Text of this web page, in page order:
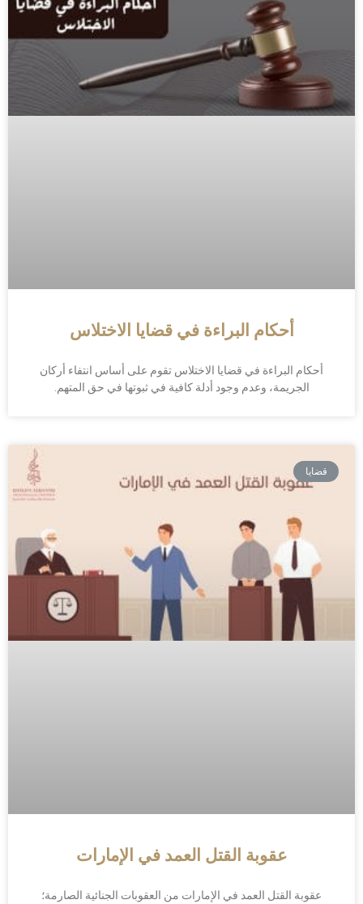
أحكام البراءة في قضايا الاختلاس
أحكام البراءة في قضايا الاختلاس تقوم على أساس انتفاء أركان
الجريمة، وعدم وجود أدلة كافية في ثبوتها في حق المتهم.
قضايا
عقوبة القتل العمد في الإمارات
عقوبة القتل العمد في الإمارات من العقوبات الجنائية الصارمة؛